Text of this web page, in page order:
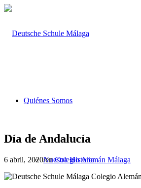
Quiénes Somos
Nuestra Historia
Día de Andalucía
6 abril, 2020/enColegio Alemán Málaga